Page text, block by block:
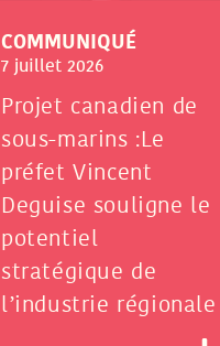
COMMUNIQUÉ
7 juillet 2026
Projet canadien de
sous-marins :Le
préfet Vincent
Deguise souligne le
potentiel
stratégique de
l’industrie régionale